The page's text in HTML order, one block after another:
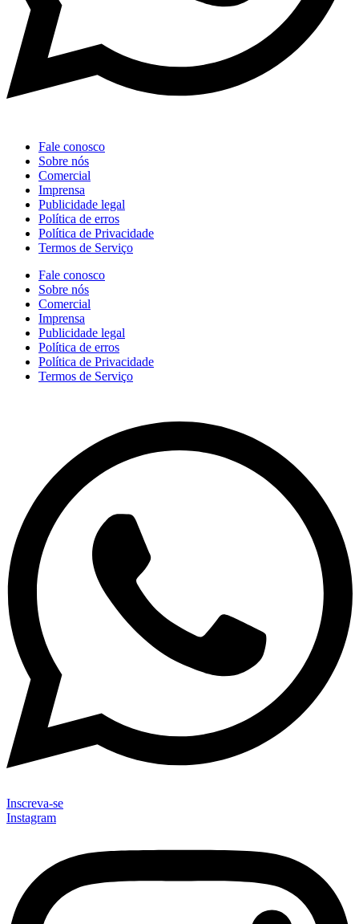
Fale conosco
Sobre nós
Comercial
Imprensa
Publicidade legal
Política de erros
Política de Privacidade
Termos de Serviço
Fale conosco
Sobre nós
Comercial
Imprensa
Publicidade legal
Política de erros
Política de Privacidade
Termos de Serviço
Inscreva-se
Instagram